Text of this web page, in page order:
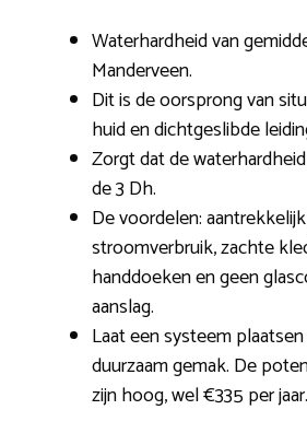
Waterhardheid van
Manderveen.
Dit is de oorsprong van
huid en dichtgeslibde
Zorgt dat de
de 3 Dh.
De voordelen:
stroomverbruik, zachte
handdoeken en geen
aanslag.
Laat een systeem
duurzaam gemak. De
zijn hoog, wel €335 per jaar.